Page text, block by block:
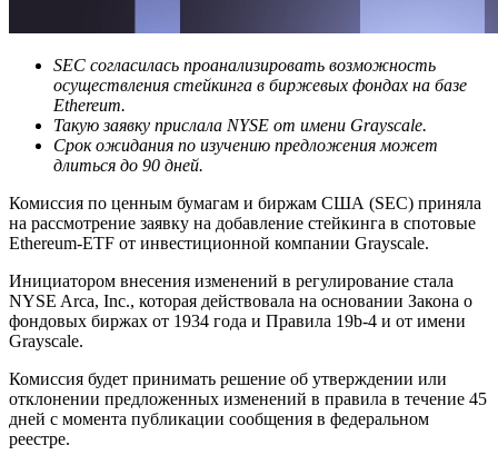
SEC согласилась проанализировать возможность
осуществления стейкинга в биржевых фондах на базе
Ethereum.
Такую заявку прислала NYSE от имени Grayscale.
Срок ожидания по изучению предложения может
длиться до 90 дней.
Комиссия по ценным бумагам и биржам США (SEC) приняла
на рассмотрение заявку на добавление стейкинга в спотовые
Ethereum-ETF от инвестиционной компании Grayscale.
Инициатором внесения изменений в регулирование стала
NYSE Arca, Inc., которая действовала на основании Закона о
фондовых биржах от 1934 года и Правила 19b-4 и от имени
Grayscale.
Комиссия будет принимать решение об утверждении или
отклонении предложенных изменений в правила в течение 45
дней с момента публикации сообщения в федеральном
реестре.